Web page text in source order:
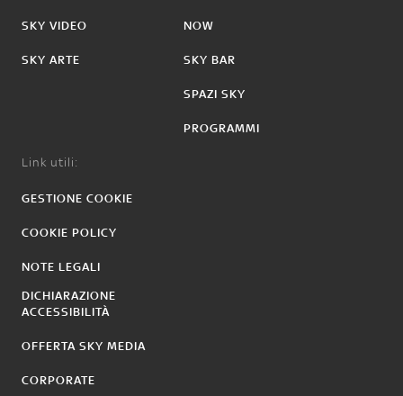
SKY VIDEO
SKY ARTE
NOW
SKY BAR
SPAZI SKY
PROGRAMMI
Link utili:
GESTIONE COOKIE
COOKIE POLICY
NOTE LEGALI
DICHIARAZIONE
ACCESSIBILITÀ
OFFERTA SKY MEDIA
CORPORATE